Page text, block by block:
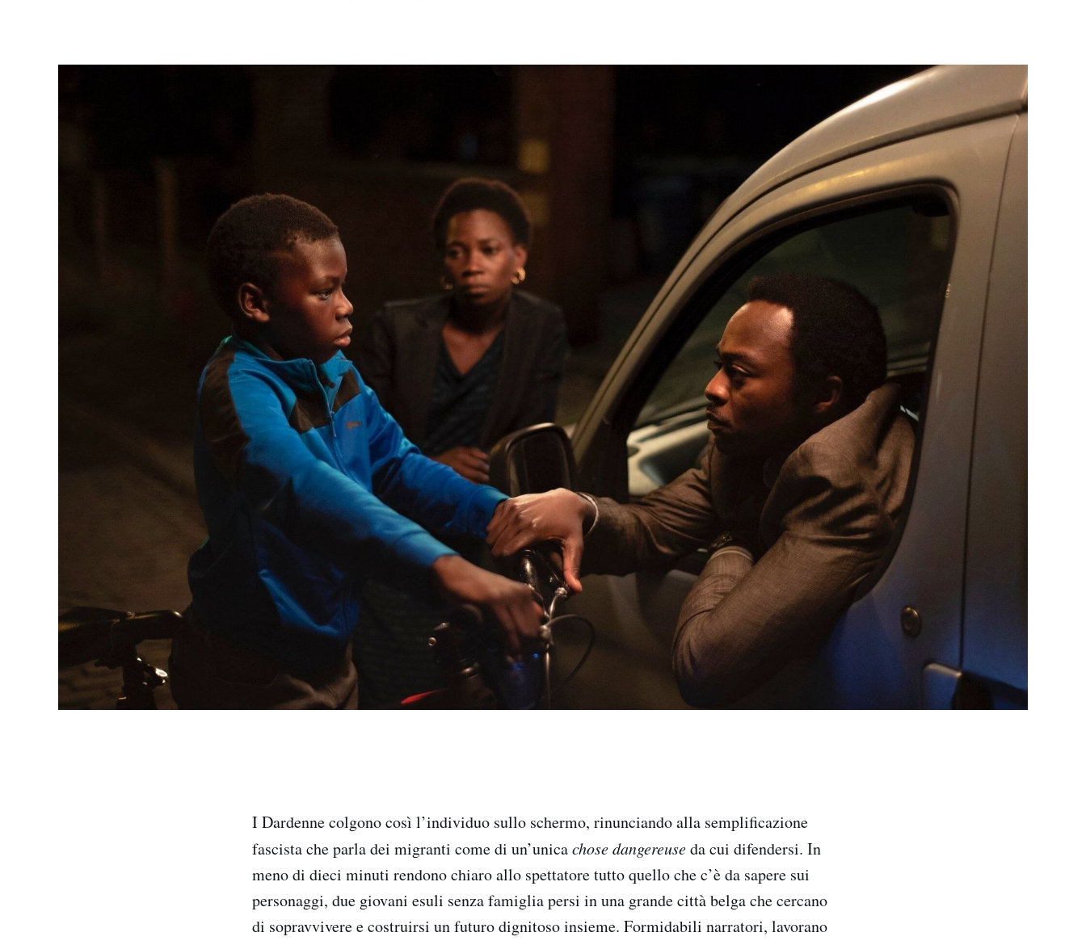
I Dardenne colgono così l’individuo sullo schermo, rinunciando alla semplificazione
fascista che parla dei migranti come di un’unicachose dangereuseda cui difendersi. In
meno di dieci minuti rendono chiaro allo spettatore tutto quello che c’è da sapere sui
personaggi, due giovani esuli senza famiglia persi in una grande città belga che cercano
di sopravvivere e costruirsi un futuro dignitoso insieme. Formidabili narratori, lavorano